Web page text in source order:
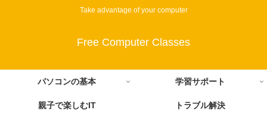
Take advantage of your computer
Free Computer Classes
パソコンの基本 学習サポート
親子で楽しむIT トラブル解決